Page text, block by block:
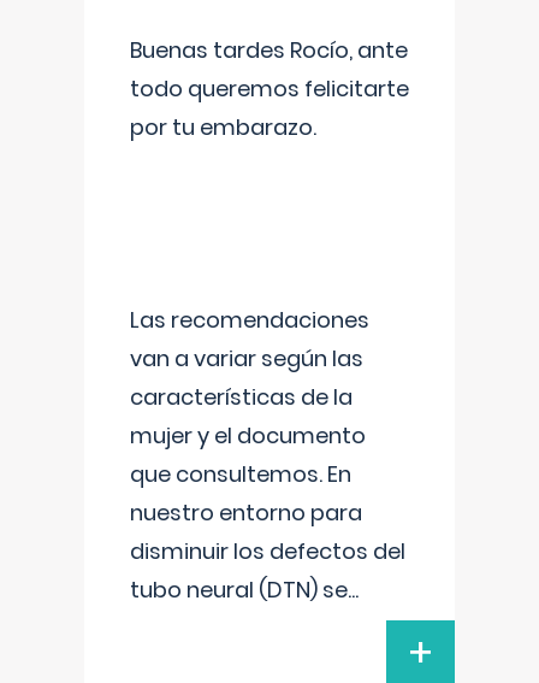
Buenas tardes Rocío, ante
todo queremos felicitarte
por tu embarazo.
Las recomendaciones
van a variar según las
características de la
mujer y el documento
que consultemos. En
nuestro entorno para
disminuir los defectos del
tubo neural (DTN) se...
+